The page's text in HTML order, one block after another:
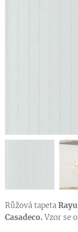
Vzorník
Růžová tapeta
Casadeco.Vzor se